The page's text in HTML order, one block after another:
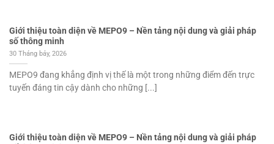
Giới thiệu toàn diện về MEPO9 – Nền tảng nội dung và giải pháp
số thông minh
30 Tháng bảy, 2026
MEPO9 đang khẳng định vị thế là một trong những điểm đến trực
tuyến đáng tin cậy dành cho những [...]
Giới thiệu toàn diện về MEPO9 – Nền tảng nội dung và giải pháp